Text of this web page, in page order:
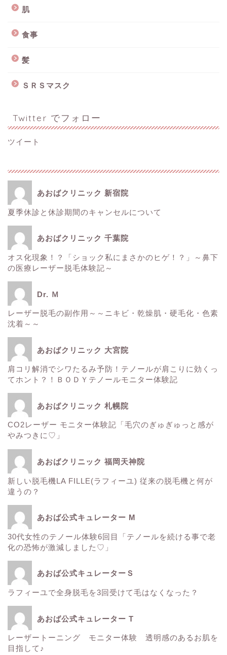
肌
食事
髪
ＳＲＳマスク
Twitter でフォロー
ツイート
あおばクリニック 新宿院
夏季休診と休診期間のキャンセルについて
あおばクリニック 千葉院
オス化現象！？「ショック私にまさかのヒゲ！？」～鼻下
の医療レーザー脱毛体験記～
Dr. Ｍ
レーザー脱毛の副作用～～ニキビ・乾燥肌・硬毛化・色素
沈着～～
あおばクリニック 大宮院
肩コリ解消でシワたるみ予防！テノールが肩こりに効くっ
てホント？！ＢＯＤＹテノールモニター体験記
あおばクリニック 札幌院
CO2レーザー モニター体験記「毛穴のぎゅぎゅっと感が
やみつきに♡」
あおばクリニック 福岡天神院
新しい脱毛機LA FILLE(ラフィーユ) 従来の脱毛機と何が
違うの？
あおば公式キュレーター M
30代女性のテノール体験6回目「テノールを続ける事で老
化の恐怖が激減しました♡」
あおば公式キュレーターＳ
ラフィーユで全身脱毛を3回受けて毛はなくなった？
あおば公式キュレーター T
レーザートーニング モニター体験 透明感のあるお肌を
目指して♪
■美容情報■
健康
肌
ウルトラアクセント
サーマクール
レーザートーニング
ＳＲＳマスク